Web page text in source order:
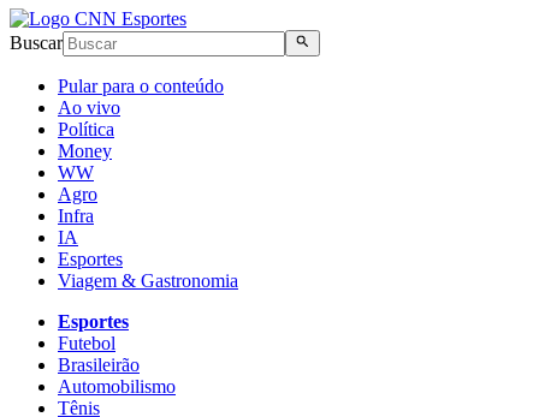
Buscar
Pular para o conteúdo
Ao vivo
Política
Money
WW
Agro
Infra
IA
Esportes
Viagem & Gastronomia
Esportes
Futebol
Brasileirão
Automobilismo
Tênis